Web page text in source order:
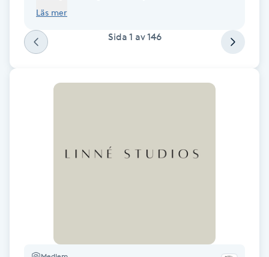
Gellack
Gellack med förstärkning
Gravidmassage
Gruppträning
känner mig alltid så fin efter ett besök. Hon är
Läs mer
Sida 1 av146